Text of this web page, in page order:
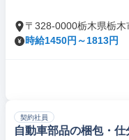
〒328-0000栃木県栃木
時給1450円～1813円
契約社員
自動車部品の梱包・